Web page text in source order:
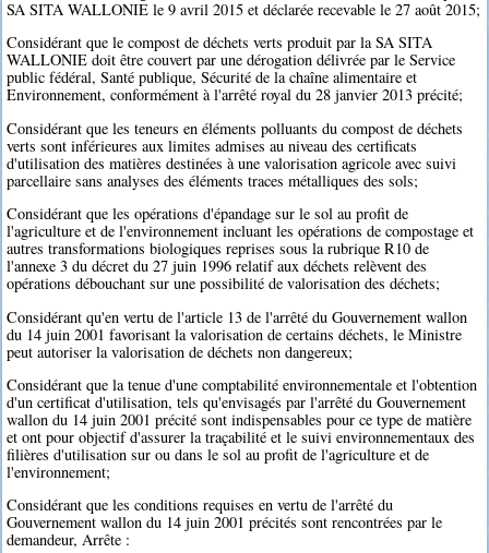
SA SITA WALLONIE le 9 avril 2015 et déclarée recevable le 27 août 2015;
Considérant que le compost de déchets verts produit par la SA SITA
WALLONIE doit être couvert par une dérogation délivrée par le Service
public fédéral, Santé publique, Sécurité de la chaîne alimentaire et
Environnement, conformément à l'arrêté royal du 28 janvier 2013 précité;
Considérant que les teneurs en éléments polluants du compost de déchets
verts sont inférieures aux limites admises au niveau des certificats
d'utilisation des matières destinées à une valorisation agricole avec suivi
parcellaire sans analyses des éléments traces métalliques des sols;
Considérant que les opérations d'épandage sur le sol au profit de
l'agriculture et de l'environnement incluant les opérations de compostage et
autres transformations biologiques reprises sous la rubrique R10 de
l'annexe 3 du décret du 27 juin 1996 relatif aux déchets relèvent des
opérations débouchant sur une possibilité de valorisation des déchets;
Considérant qu'en vertu de l'article 13 de l'arrêté du Gouvernement wallon
du 14 juin 2001 favorisant la valorisation de certains déchets, le Ministre
peut autoriser la valorisation de déchets non dangereux;
Considérant que la tenue d'une comptabilité environnementale et l'obtention
d'un certificat d'utilisation, tels qu'envisagés par l'arrêté du Gouvernement
wallon du 14 juin 2001 précité sont indispensables pour ce type de matière
et ont pour objectif d'assurer la traçabilité et le suivi environnementaux des
filières d'utilisation sur ou dans le sol au profit de l'agriculture et de
l'environnement;
Considérant que les conditions requises en vertu de l'arrêté du
Gouvernement wallon du 14 juin 2001 précités sont rencontrées par le
demandeur, Arrête :